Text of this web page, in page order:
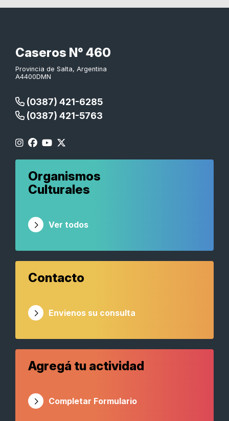
Caseros N° 460
Provincia de Salta, Argentina
A4400DMN
(0387) 421-6285
(0387) 421-5763
Organismos
Culturales
Ver todos
Contacto
Envienos su consulta
Agregá tu actividad
Completar Formulario